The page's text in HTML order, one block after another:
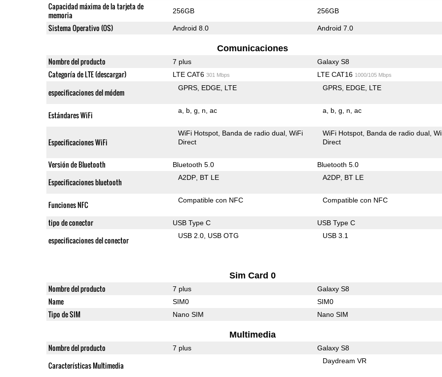
Capacidad máxima de la tarjeta de
memoria
256GB 256GB
Sistema Operativo (OS) Android 8.0 Android 7.0
Comunicaciones
Nombre del producto 7 plus Galaxy S8
Categoría de LTE (descargar) LTE CAT6 301 Mbps LTE CAT16 1000/105 Mbps
especificaciones del módem GPRS EDGE LTE GPRS EDGE LTE
Estándares WiFi a b g n ac a b g n ac
Especificaciones WiFi
WiFi Hotspot Banda de radio dual WiFi
Direct
WiFi Hotspot Banda de radio dual
Direct
Versión de Bluetooth Bluetooth 5.0 Bluetooth 5.0
Especificaciones bluetooth A2DP BT LE A2DP BT LE
Funciones NFC Compatible con NFC Compatible con NFC
tipo de conector USB Type C USB Type C
especificaciones del conector USB 2.0 USB OTG USB 3.1
Sim Card 0
Nombre del producto 7 plus Galaxy S8
Name SIM0 SIM0
Tipo de SIM Nano SIM Nano SIM
Multimedia
Nombre del producto 7 plus Galaxy S8
Características Multimedia Daydream VR